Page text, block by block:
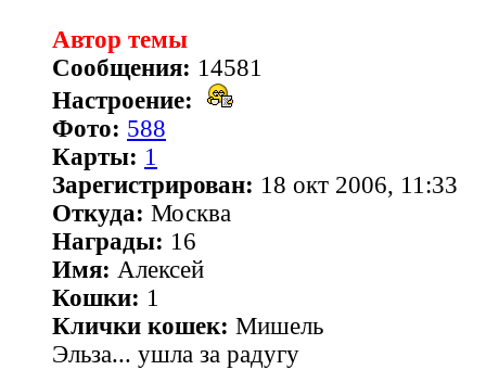
Автор темы
Сообщения: 14581
Настроение:
Фото: 588
Карты: 1
Зарегистрирован: 18 окт 2006, 11:33
Откуда: Москва
Награды: 16
Имя: Алексей
Кошки: 1
Клички кошек: Мишель
Эльза... ушла за радугу